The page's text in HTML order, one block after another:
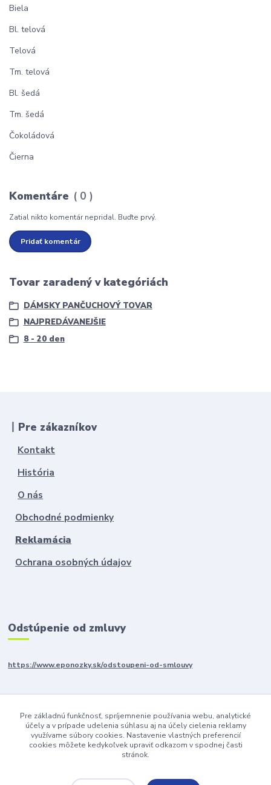
Biela
Bl. telová
Telová
Tm. telová
Bl. šedá
Tm. šedá
Čokoládová
Čierna
Komentáre 0
Zatial nikto komentár nepridal. Buďte prvý.
Pridať komentár
Tovar zaradený v kategóriách
DÁMSKY PANČUCHOVÝ TOVAR
NAJPREDÁVANEJŠIE
8 - 20 den
丨Pre zákazníkov
Kontakt
História
O nás
Obchodné podmienky
Reklamácia
Ochrana osobných údajov
Odstúpenie od zmluvy
https://www.eponozky.sk/odstoupeni-od-smlouvy
Pre základnú funkčnosť, spríjemnenie používania webu, analytické
účely a v prípade udelenia súhlasu aj na účely cielenia reklamy
využívame súbory cookies. Nastavenie vlastných preferencií
cookies môžete kedykoľvek upraviť odkazom v spodnej časti
stránok.